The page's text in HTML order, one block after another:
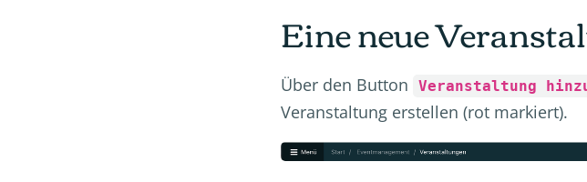
Eine neue
Über den Button Veranstaltung
Veranstaltung erstellen (rot markiert).